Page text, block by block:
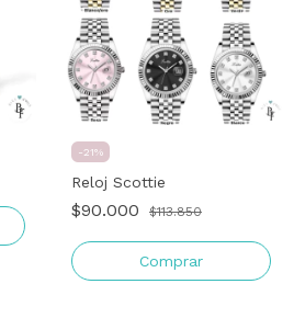
-21%
Reloj Scottie
$90.000 $113.850
Comprar